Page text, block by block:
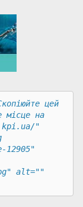
цей
місце на
"
12905"
alt=""